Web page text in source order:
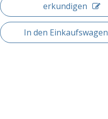
erkundigen
In den Einkaufswagen